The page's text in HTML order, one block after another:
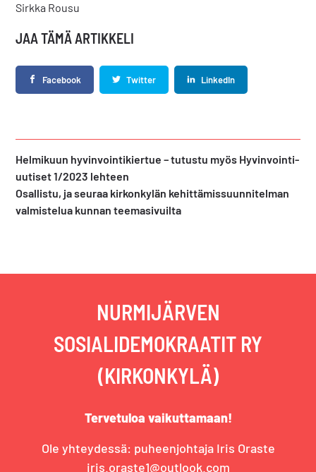
Sirkka Rousu
JAA TÄMÄ ARTIKKELI
Facebook Twitter LinkedIn
Edellinen
artikkeli:
Helmikuun hyvinvointikiertue – tutustu myös Hyvinvointi-
uutiset 1/2023 lehteen
Seuraava
artikkeli:
Osallistu, ja seuraa kirkonkylän kehittämissuunnitelman
valmistelua kunnan teemasivuilta
NURMIJÄRVEN
SOSIALIDEMOKRAATIT RY
(KIRKONKYLÄ)
Tervetuloa vaikuttamaan!
Ole yhteydessä: puheenjohtaja Iris Oraste
iris.oraste1@outlook.com